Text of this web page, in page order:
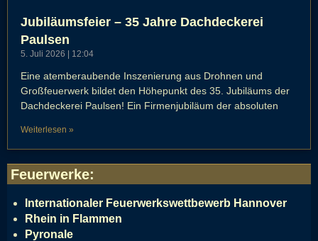
Jubiläumsfeier – 35 Jahre Dachdeckerei
Paulsen
5. Juli 2026 12:04
Eine atemberaubende Inszenierung aus Drohnen und
Großfeuerwerk bildet den Höhepunkt des 35. Jubiläums der
Dachdeckerei Paulsen! Ein Firmenjubiläum der absoluten
Weiterlesen »
Feuerwerke:
Internationaler Feuerwerkswettbewerb Hannover
Rhein in Flammen
Pyronale